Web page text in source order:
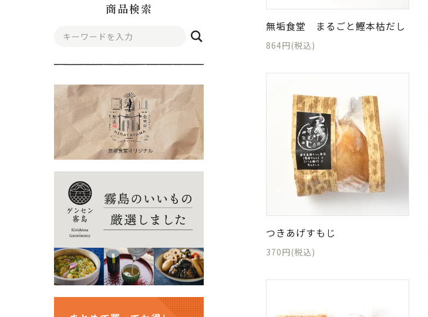
商品検索
無垢食堂 まるごと鰹本枯だし
864円(税込)
つきあげすもじ
370円(税込)